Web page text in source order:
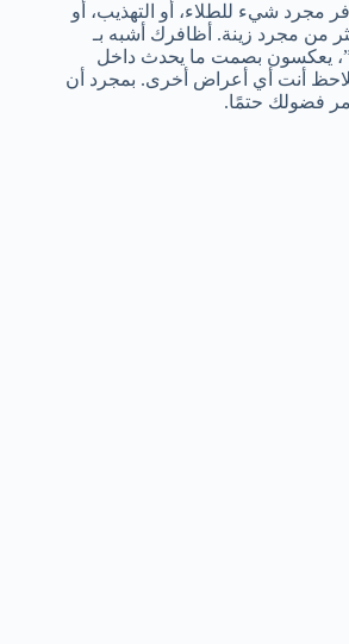
مجرد شيء للطلاء، أو التهذيب، أو
من مجرد زينة. أظافرك أشبه بـ
يعكسون بصمت ما يحدث داخل
أنت أي أعراض أخرى. بمجرد أن
فضولك حتمًا.